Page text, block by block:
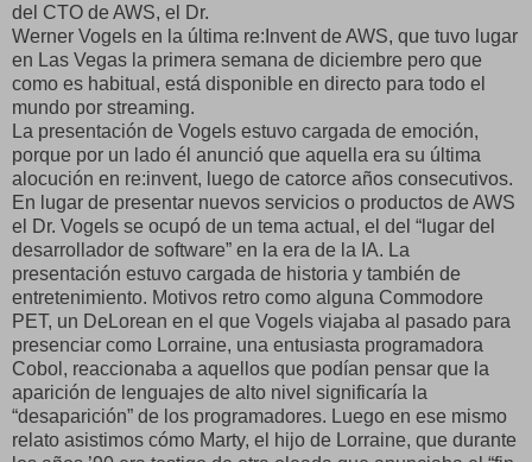
del CTO de AWS, el Dr.
Werner Vogels en la última re:Invent de AWS, que tuvo lugar
en Las Vegas la primera semana de diciembre pero que
como es habitual, está disponible en directo para todo el
mundo por streaming.
La presentación de Vogels estuvo cargada de emoción,
porque por un lado él anunció que aquella era su última
alocución en re:invent, luego de catorce años consecutivos.
En lugar de presentar nuevos servicios o productos de AWS
el Dr. Vogels se ocupó de un tema actual, el del “lugar del
desarrollador de software” en la era de la IA. La
presentación estuvo cargada de historia y también de
entretenimiento. Motivos retro como alguna Commodore
PET, un DeLorean en el que Vogels viajaba al pasado para
presenciar como Lorraine, una entusiasta programadora
Cobol, reaccionaba a aquellos que podían pensar que la
aparición de lenguajes de alto nivel significaría la
“desaparición” de los programadores. Luego en ese mismo
relato asistimos cómo Marty, el hijo de Lorraine, que durante